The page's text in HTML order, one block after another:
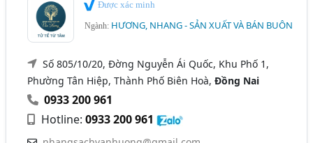
Được xác minh
Ngành: HƯƠNG, NHANG - SẢN XUẤT VÀ BÁN BUÔN
Số 805/10/20, Đờng Nguyễn Ái Quốc, Khu Phố 1,
Phường Tân Hiệp, Thành Phố Biên Hoà,Đồng Nai
0933 200 961
Hotline:0933 200 961